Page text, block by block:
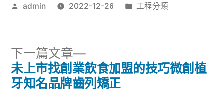
作
admin 2022-12-26
分
工程分類
文
下一篇文章
下
一
篇
未上市找創業飲食加盟的技巧微創植
牙知名品牌齒列矯正